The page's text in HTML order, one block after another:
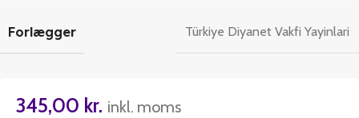
Forlægger Türkiye Diyanet Vakfi Yayinlari
345,00 kr. inkl. moms